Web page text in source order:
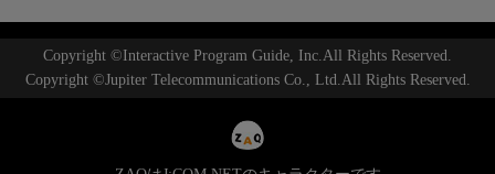
Copyright ©Interactive Program Guide, Inc.All Rights Reserved.
Copyright ©Jupiter Telecommunications Co., Ltd.All Rights Reserved.